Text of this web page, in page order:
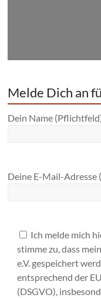
Melde Dich an
Dein Name
Deine E-Mail-Adresse
Ich melde mich
stimme zu, dass
e.V. gespeichert
entsprechend der
(DSGVO),